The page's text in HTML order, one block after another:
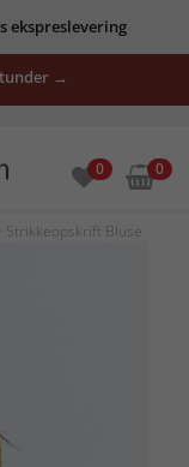
ekspreslevering
→
0 0
> Strikkeopskrift Bluse